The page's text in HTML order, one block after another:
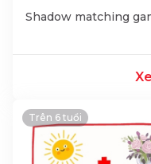
Shadow matching
Trên 6 tuổi